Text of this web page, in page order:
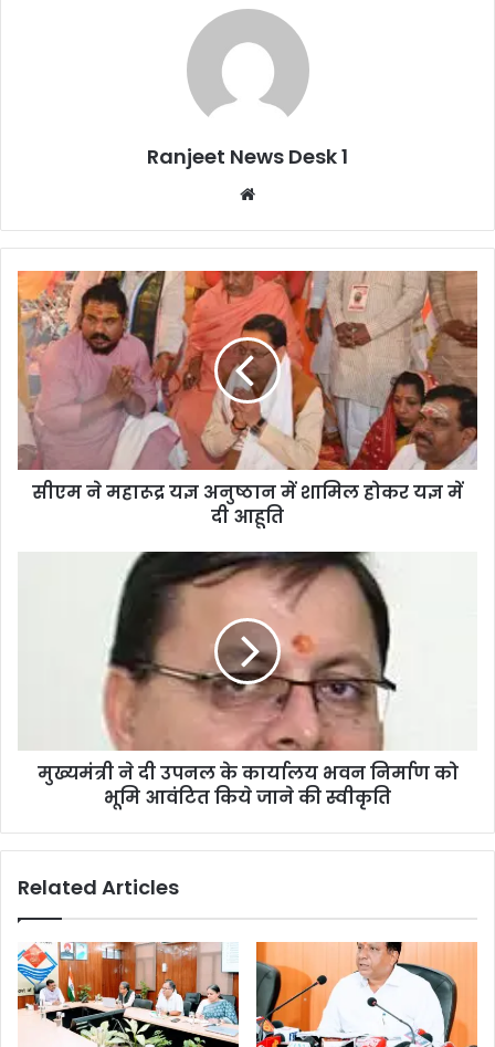
Ranjeet News Desk 1
te
सीएम ने महारूद्र यज्ञ अनुष्ठान में शामिल होकर यज्ञ में
दी आहूति
मुख्यमंत्री ने दी उपनल के कार्यालय भवन निर्माण को
भूमि आवंटित किये जाने की स्वीकृति
Related Articles